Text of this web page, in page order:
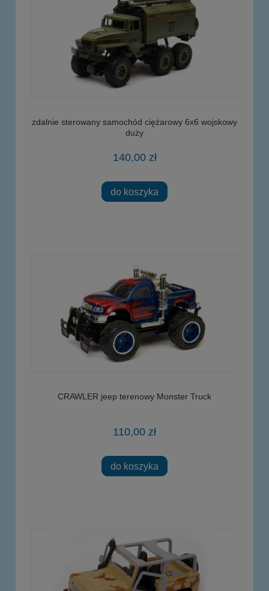
zdalnie sterowany samochód ciężarowy 6x6 wojskowy
duży
140,00 zł
do koszyka
CRAWLER jeep terenowy Monster Truck
110,00 zł
do koszyka